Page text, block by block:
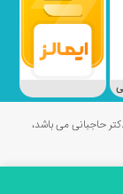
حاجبانی می باشد،